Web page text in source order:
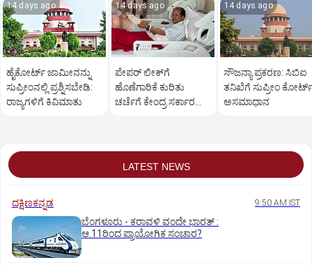
14 days ago
ಹೈಕೋರ್ಟ್‌ ಜಾಮೀನನ್ನು
ಸುಪ್ರೀಂನಲ್ಲಿ ಪ್ರಶ್ನಿಸಬೇಡಿ:
ರಾಜ್ಯಗಳಿಗೆ ಕಿವಿಮಾತು
14 days ago
ಪೇಪರ್‌ ಲೀಕ್‌ಗೆ
ಹೊಣೆಗಾರಿಕೆ ಕುರಿತು
ಚರ್ಚೆಗೆ ಕೇಂದ್ರ ಸರ್ಕಾರ
14 days ago
ಸೌಜನ್ಯಾ ಪ್ರಕರಣ: ಸಿಬಿಐ
ತನಿಖೆಗೆ ಸುಪ್ರೀಂ ಕೋರ್ಟ್‌
ಅಸಮಾಧಾನ
LATEST NEWS
ದಕ್ಷಿಣಕನ್ನಡ 9:50 AM IST
ಬೆಂಗಳೂರು - ಕರಾವಳಿ ವಂದೇ ಭಾರತ್‌ :
ಆ.11ರಿಂದ ಪ್ರಾಯೋಗಿಕ ಸಂಚಾರ?